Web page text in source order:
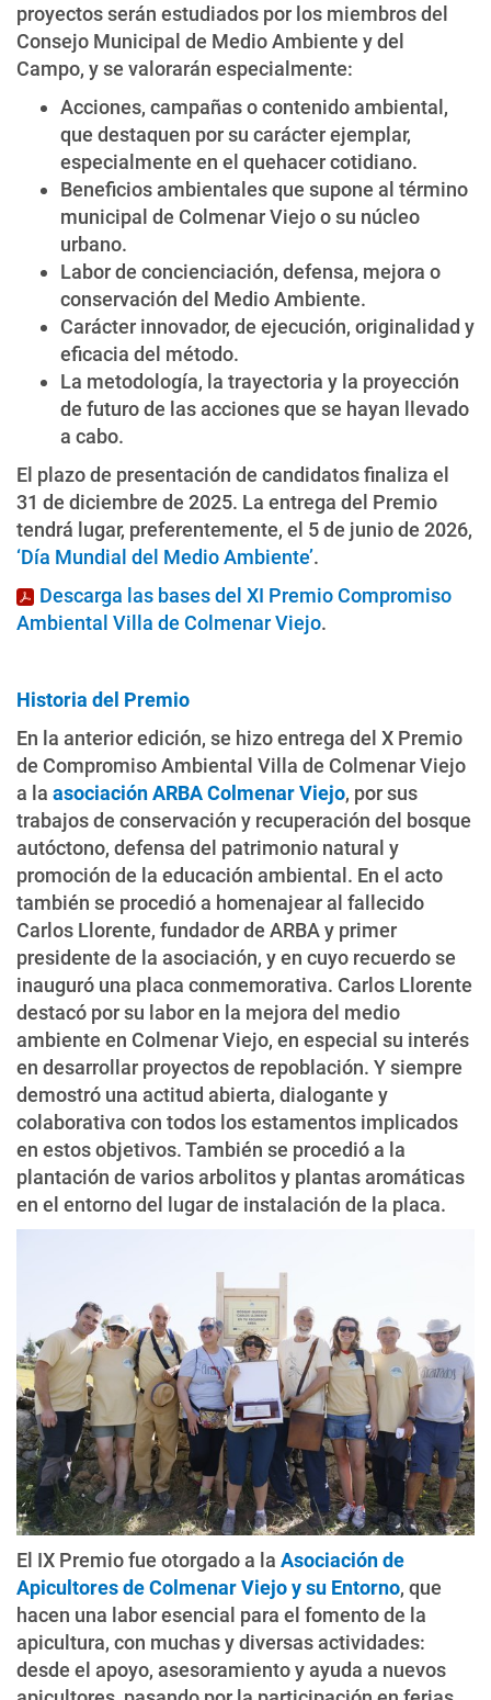
proyectos serán estudiados por los miembros del
Consejo Municipal de Medio Ambiente y del
Campo, y se valorarán especialmente:
Acciones, campañas o contenido ambiental,
que destaquen por su carácter ejemplar,
especialmente en el quehacer cotidiano.
Beneficios ambientales que supone al término
municipal de Colmenar Viejo o su núcleo
urbano.
Labor de concienciación, defensa, mejora o
conservación del Medio Ambiente.
Carácter innovador, de ejecución, originalidad y
eficacia del método.
La metodología, la trayectoria y la proyección
de futuro de las acciones que se hayan llevado
a cabo.
El plazo de presentación de candidatos finaliza el
31 de diciembre de 2025. La entrega del Premio
tendrá lugar, preferentemente, el 5 de junio de 2026,
‘Día Mundial del Medio Ambiente’.
Descarga las bases del XI Premio Compromiso
Ambiental Villa de Colmenar Viejo.
Historia del Premio
En la anterior edición, se hizo entrega del X Premio
de Compromiso Ambiental Villa de Colmenar Viejo
a la asociación ARBA Colmenar Viejo, por sus
trabajos de conservación y recuperación del bosque
autóctono, defensa del patrimonio natural y
promoción de la educación ambiental. En el acto
también se procedió a homenajear al fallecido
Carlos Llorente, fundador de ARBA y primer
presidente de la asociación, y en cuyo recuerdo se
inauguró una placa conmemorativa. Carlos Llorente
destacó por su labor en la mejora del medio
ambiente en Colmenar Viejo, en especial su interés
en desarrollar proyectos de repoblación. Y siempre
demostró una actitud abierta, dialogante y
colaborativa con todos los estamentos implicados
en estos objetivos. También se procedió a la
plantación de varios arbolitos y plantas aromáticas
en el entorno del lugar de instalación de la placa.
El IX Premio fue otorgado a la Asociación de
Apicultores de Colmenar Viejo y su Entorno, que
hacen una labor esencial para el fomento de la
apicultura, con muchas y diversas actividades:
desde el apoyo, asesoramiento y ayuda a nuevos